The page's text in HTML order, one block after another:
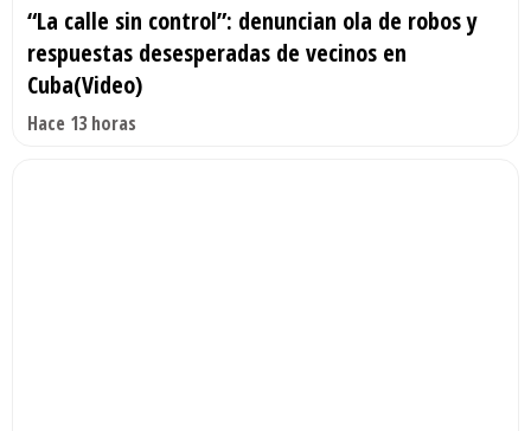
“La calle sin control”: denuncian ola de robos y
respuestas desesperadas de vecinos en
Cuba(Video)
Hace 13 horas